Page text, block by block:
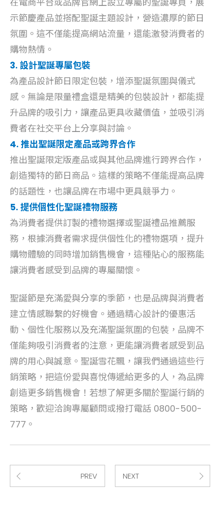
示節慶產品並搭配聖誕主題設計，營造濃厚的節日
氛圍。這不僅能提高網站流量，還能激發消費者的
購物熱情。
3. 設計聖誕專屬包裝
為產品設計節日限定包裝，增添聖誕氛圍與儀式
感。無論是限量禮盒還是精美的包裝設計，都能提
升品牌的吸引力，讓產品更具收藏價值，並吸引消
費者在社交平台上分享與討論。
4. 推出聖誕限定產品或跨界合作
推出聖誕限定版產品或與其他品牌進行跨界合作，
創造獨特的節日商品。這樣的策略不僅能提高品牌
的話題性，也讓品牌在市場中更具競爭力。
5. 提供個性化聖誕禮物服務
為消費者提供訂製的禮物選擇或聖誕禮品推薦服
務，根據消費者需求提供個性化的禮物選項，提升
購物體驗的同時增加銷售機會，這種貼心的服務能
讓消費者感受到品牌的專屬關懷。
聖誕節是充滿愛與分享的季節，也是品牌與消費者
建立情感聯繫的好機會。通過精心設計的優惠活
動、個性化服務以及充滿聖誕氛圍的包裝，品牌不
僅能夠吸引消費者的注意，更能讓消費者感受到品
牌的用心與誠意。聖誕雪花飄，讓我們通過這些行
銷策略，把這份愛與喜悅傳遞給更多的人，為品牌
創造更多銷售機會！若想了解更多關於聖誕行銷的
策略，歡迎洽詢專屬顧問或撥打電話 0800-500-
777。
PREV NEXT